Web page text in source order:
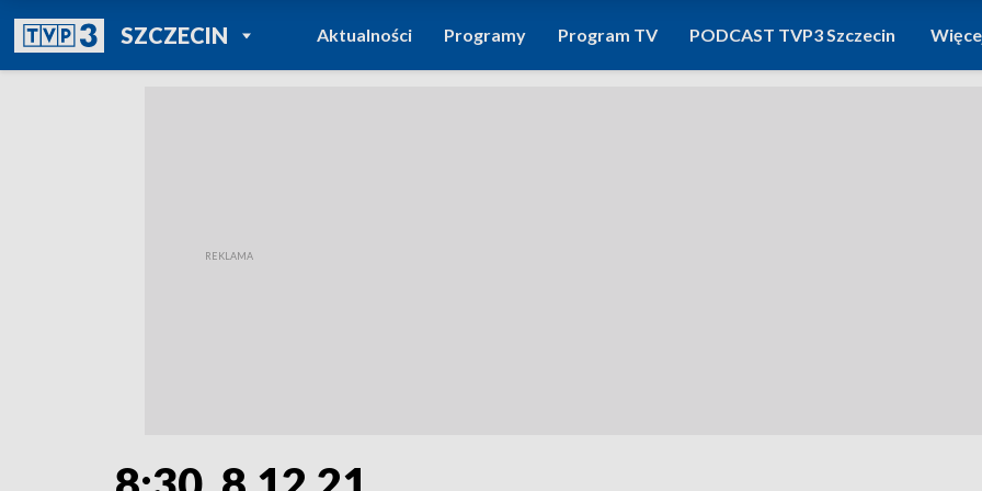
SZCZECINPOWRÓT DO
TVP REGIONY
Aktualności Programy Program TV PODCAST TVP3 Szczecin